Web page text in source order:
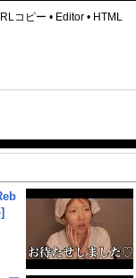
コピー • Editor • HTML